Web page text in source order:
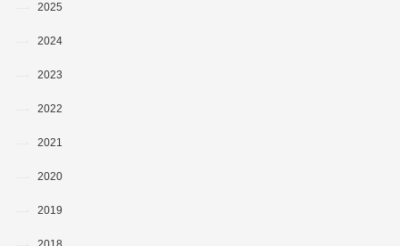
2025
2024
2023
2022
2021
2020
2019